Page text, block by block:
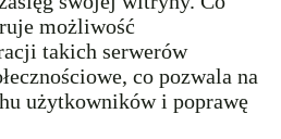
możliwość
takich serwerów
co pozwala na
użytkowników i poprawę